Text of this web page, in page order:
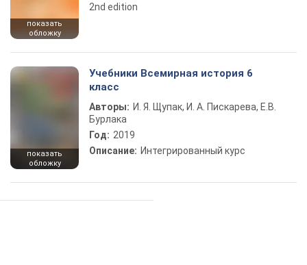
показать
обложку
2nd edition
показать
обложку
Учебники Всемирная история 6
класс
Авторы: И. Я. Щупак, И. А. Пискарева, Е.В.
Бурлака
Год: 2019
Описание: Интегрированный курс